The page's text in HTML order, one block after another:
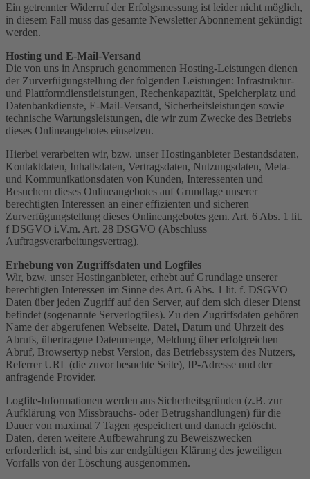
Ein getrennter Widerruf der Erfolgsmessung ist leider nicht möglich,
in diesem Fall muss das gesamte Newsletter Abonnement gekündigt
werden.
Hosting und E-Mail-Versand
Die von uns in Anspruch genommenen Hosting-Leistungen dienen
der Zurverfügungstellung der folgenden Leistungen: Infrastruktur-
und Plattformdienstleistungen, Rechenkapazität, Speicherplatz und
Datenbankdienste, E-Mail-Versand, Sicherheitsleistungen sowie
technische Wartungsleistungen, die wir zum Zwecke des Betriebs
dieses Onlineangebotes einsetzen.
Hierbei verarbeiten wir, bzw. unser Hostinganbieter Bestandsdaten,
Kontaktdaten, Inhaltsdaten, Vertragsdaten, Nutzungsdaten, Meta-
und Kommunikationsdaten von Kunden, Interessenten und
Besuchern dieses Onlineangebotes auf Grundlage unserer
berechtigten Interessen an einer effizienten und sicheren
Zurverfügungstellung dieses Onlineangebotes gem. Art. 6 Abs. 1 lit.
f DSGVO i.V.m. Art. 28 DSGVO (Abschluss
Auftragsverarbeitungsvertrag).
Erhebung von Zugriffsdaten und Logfiles
Wir, bzw. unser Hostinganbieter, erhebt auf Grundlage unserer
berechtigten Interessen im Sinne des Art. 6 Abs. 1 lit. f. DSGVO
Daten über jeden Zugriff auf den Server, auf dem sich dieser Dienst
befindet (sogenannte Serverlogfiles). Zu den Zugriffsdaten gehören
Name der abgerufenen Webseite, Datei, Datum und Uhrzeit des
Abrufs, übertragene Datenmenge, Meldung über erfolgreichen
Abruf, Browsertyp nebst Version, das Betriebssystem des Nutzers,
Referrer URL (die zuvor besuchte Seite), IP-Adresse und der
anfragende Provider.
Logfile-Informationen werden aus Sicherheitsgründen (z.B. zur
Aufklärung von Missbrauchs- oder Betrugshandlungen) für die
Dauer von maximal 7 Tagen gespeichert und danach gelöscht.
Daten, deren weitere Aufbewahrung zu Beweiszwecken
erforderlich ist, sind bis zur endgültigen Klärung des jeweiligen
Vorfalls von der Löschung ausgenommen.